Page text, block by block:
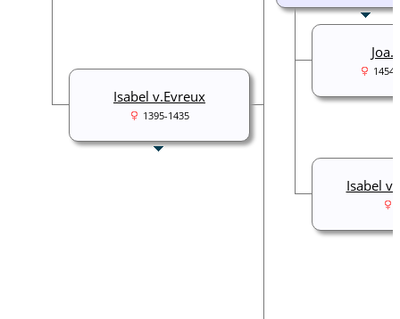
Joa.
Isabel
Isabel v.Evreux
1395-1435